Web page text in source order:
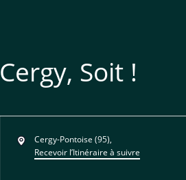
Cergy, Soit !
AdresseCergy-Pontoise (95),
Recevoir l’Itinéraire à suivre